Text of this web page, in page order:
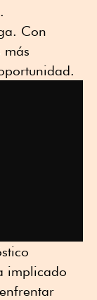
Con
más
implicado